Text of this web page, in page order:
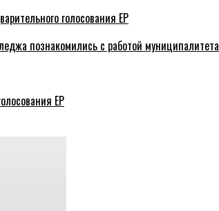
голосования ЕР
познакомились с работой муниципалитета
ЕР